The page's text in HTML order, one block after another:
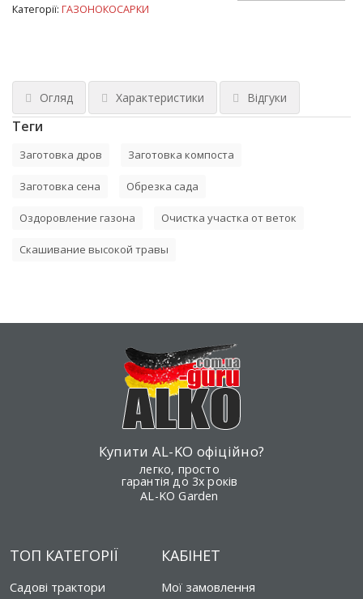
Категорії: ГАЗОНОКОСАРКИ
Огляд Характеристики Відгуки
Теги
Заготовка дров Заготовка компоста
Заготовка сена Обрезка сада
Оздоровление газона Очистка участка от веток
Скашивание высокой травы
Купити AL-KO офіційно?
легко, просто
гарантія до 3х років
AL-KO Garden
ТОП КАТЕГОРІЇ
Садові трактори
КАБІНЕТ
Мої замовлення